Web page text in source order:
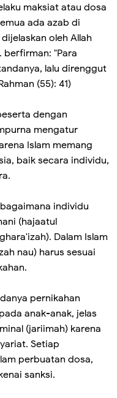
maksiat atau dosa
ada azab di
oleh Allah
berfirman: "Para
lalu direnggut
(55): 41)
dengan
mengatur
Islam memang
baik secara individu,
individu
(hajaatul
Dalam Islam
nau) harus sesuai
pernikahan
anak-anak, jelas
(jariimah) karena
Setiap
perbuatan dosa,
sanksi.